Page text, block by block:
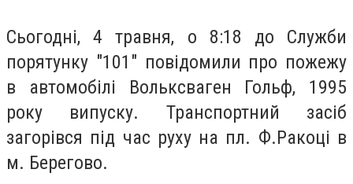
Сьогодні, 4 травня, о 8:18 до Служби
порятунку "101" повідомили про пожежу
в автомобілі Вольксваген Гольф, 1995
року випуску. Транспортний засіб
загорівся під час руху на пл. Ф.Ракоці в
м. Берегово.